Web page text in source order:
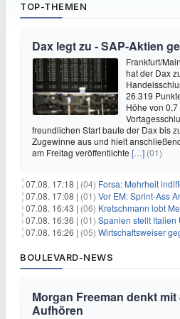
TOP-THEMEN
Dax legt zu - SAP-Aktien
Frankfurt/
hat der Dax
26.319
Höhe von
freundlichen Start baute der Dax bis
Zugewinne aus und hielt
am Freitag veröffentlichte […] (01)
07.08. 17:18 | (04) Forsa: Mehrheit indifferent
07.08. 17:08 | (01) Vor EM: Sprint-Ass
07.08. 16:43 | (06) Kretschmann lobt
07.08. 16:36 | (01) Spanien stellt Italien
07.08. 16:26 | (05) Wirtschaftsweiser gegen
BOULEVARD-NEWS
Morgan Freeman denkt
Aufhören